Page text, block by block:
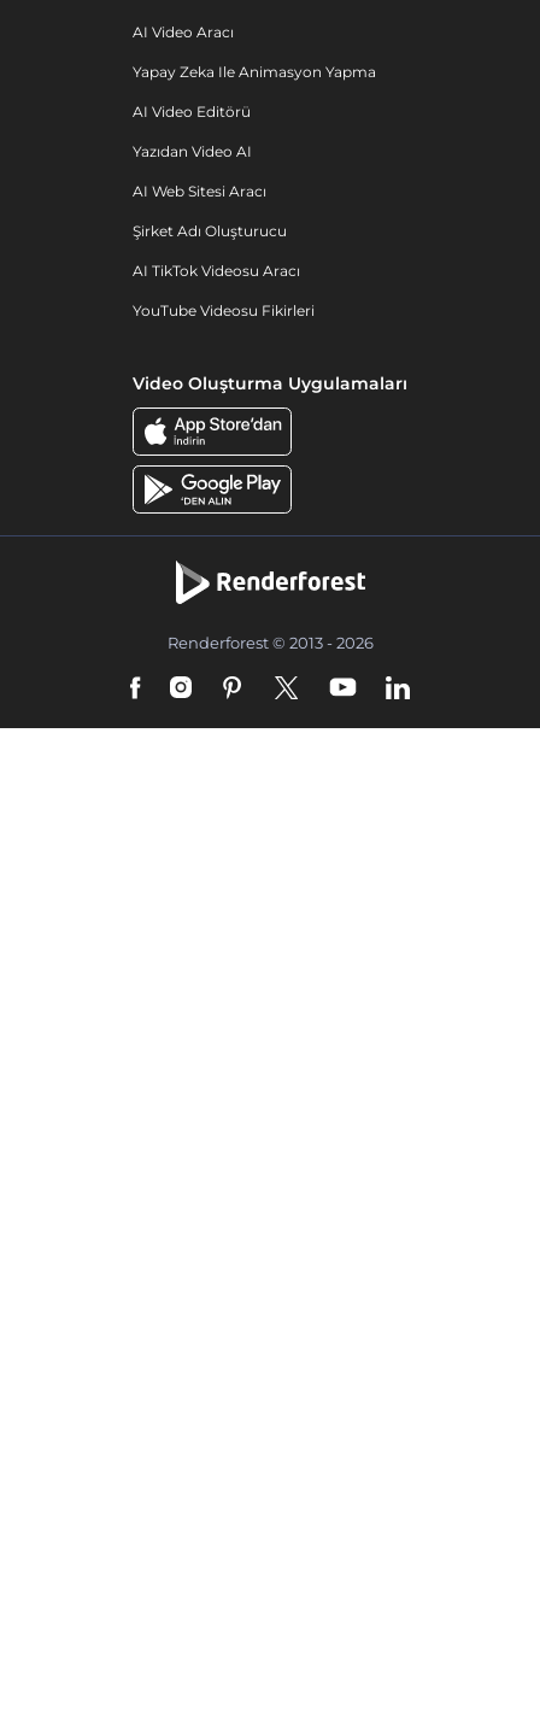
AI Video Aracı
Yapay Zeka Ile Animasyon Yapma
AI Video Editörü
Yazıdan Video AI
AI Web Sitesi Aracı
Şirket Adı Oluşturucu
AI TikTok Videosu Aracı
YouTube Videosu Fikirleri
Video Oluşturma Uygulamaları
Renderforest © 2013 - 2026